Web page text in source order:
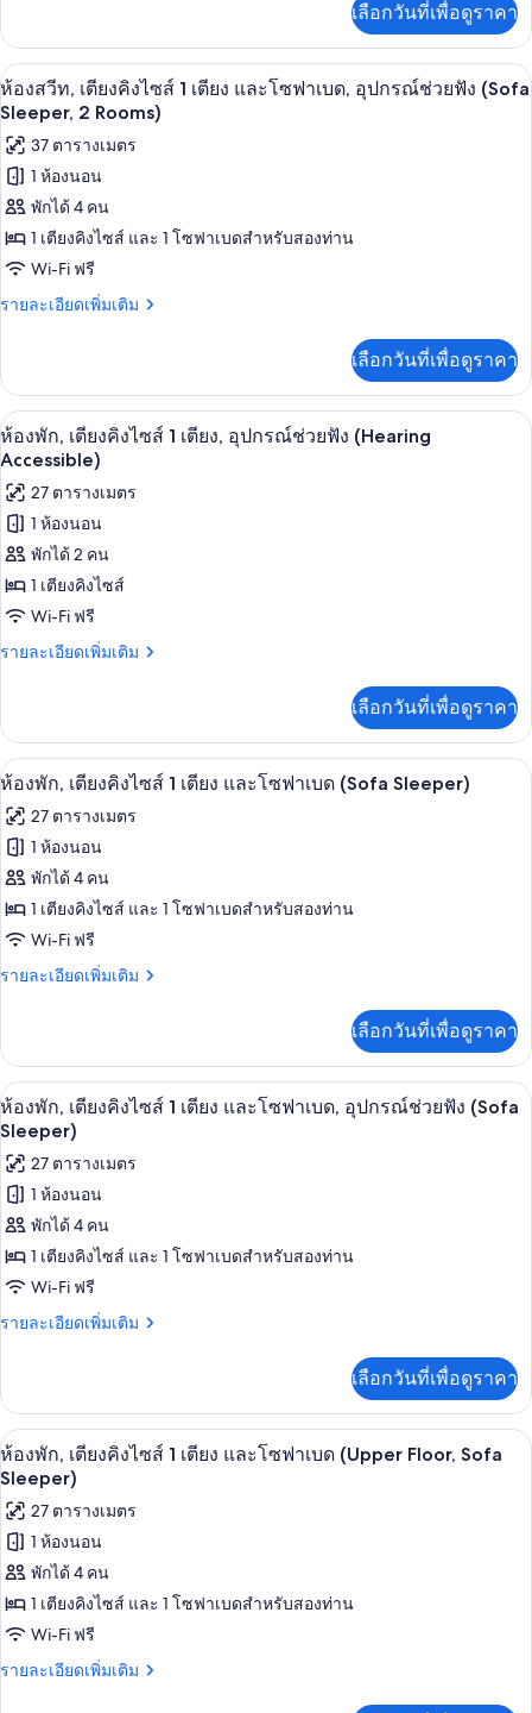
Rooms)
ไซส์
2
เตียง
(Upper
Floor,
Oversized
Room)
เกี่ยว
กับ
ห้อง
พัก,
ควีน
ไซส์
2
เตียง
(Upper
Oversized
Room)
เลือกวันที่เพื่อดูราคา
เปิด
ภาพถ่าย
ทั้งหมด
ของ
ห้อง
สวีท,
1
เตียง
และ
โซฟา
เบด,
อุปกรณ์
ช่วย
ฟัง
(Sofa
Rooms)
โต๊ะทำงาน, พื้นที่ทำงานแบบใช้แล็ปท็อ
9
ห้องสวีท, เตียงคิงไซส์ 1 เตียง และโซฟาเบด, อุปกรณ์ช่วยฟัง (Sofa
Sleeper, 2 Rooms)
37 ตารางเมตร
1 ห้องนอน
พักได้ 4 คน
1 เตียงคิงไซส์ และ 1 โซฟาเบดสำหรับสองท่าน
Wi-Fi ฟรี
รายละเอียดเพิ่มเติม
ราย
เกี่ยว
กับ
ห้อง
สวี
เตียง
คิง
ไซส์
เตียง
โซฟา
เบด,
(Sofa
Sleeper,
2
Rooms)
เลือกวันที่เพื่อดูราคา
เปิด
ภาพถ่าย
ทั้งหมด
ของ
ห้อง
พัก,
1
เตียง,
อุปกรณ์
ช่วย
ฟัง
(Hearing
Accessible)
โต๊ะทำงาน, พื้นที่ทำงานแบบใช้แล็ปท็อ
8
ห้องพัก, เตียงคิงไซส์ 1 เตียง, อุปกรณ์ช่วยฟัง (Hearing
Accessible)
27 ตารางเมตร
1 ห้องนอน
พักได้ 2 คน
1 เตียงคิงไซส์
Wi-Fi ฟรี
รายละเอียดเพิ่มเติม
ราย
เกี่ยว
กับ
ห้อง
เตียง
คิง
ไซส์
เตียง,
อุปกรณ์
ช่วย
ฟัง
เลือกวันที่เพื่อดูราคา
เปิด
ภาพถ่าย
ทั้งหมด
ของ
ห้อง
พัก,
เตียง
ไซส์
เตียง
และ
โซฟา
เบด
(Sofa
Sleeper)
โต๊ะทำงาน, พื้นที่ทำงานแบบใช้แล็ปท็อ
8
ห้องพัก, เตียงคิงไซส์ 1 เตียง และโซฟาเบด (Sofa Sleeper)
27 ตารางเมตร
1 ห้องนอน
พักได้ 4 คน
1 เตียงคิงไซส์ และ 1 โซฟาเบดสำหรับสองท่าน
Wi-Fi ฟรี
รายละเอียดเพิ่มเติม
ราย
เกี่ยว
กับ
ห้อง
พัก,
คิง
ไซส์
เตียง
และ
เบด
(Sofa
เลือกวันที่เพื่อดูราคา
เปิด
ภาพถ่าย
ทั้งหมด
ของ
ห้อง
พัก,
1
เตียง
และ
โซฟา
เบด,
อุปกรณ์
ช่วย
ฟัง
(Sofa
โต๊ะทำงาน, พื้นที่ทำงานแบบใช้แล็ปท็อ
8
ห้องพัก, เตียงคิงไซส์ 1 เตียง และโซฟาเบด, อุปกรณ์ช่วยฟัง (Sofa
Sleeper)
27 ตารางเมตร
1 ห้องนอน
พักได้ 4 คน
1 เตียงคิงไซส์ และ 1 โซฟาเบดสำหรับสองท่าน
Wi-Fi ฟรี
รายละเอียดเพิ่มเติม
ราย
เกี่ยว
กับ
ห้อง
พัก,
คิง
ไซส์
เตียง
และ
เบด,
อุปกรณ์
เลือกวันที่เพื่อดูราคา
เปิด
ภาพถ่าย
ทั้งหมด
ของ
ห้อง
พัก,
โต๊ะทำงาน, พื้นที่ทำงานแบบใช้แล็ปท็อ
8
ห้องพัก, เตียงคิงไซส์ 1 เตียง และโซฟาเบด (Upper Floor, Sofa
Sleeper)
27 ตารางเมตร
1 ห้องนอน
พักได้ 4 คน
1 เตียงคิงไซส์ และ 1 โซฟาเบดสำหรับสองท่าน
Wi-Fi ฟรี
รายละเอียดเพิ่มเติม
ราย